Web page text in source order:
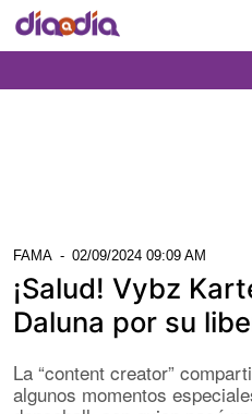
FAMA - 02/09/2024 09:09 AM
¡Salud! Vybz
Daluna por su
La “content creator”
algunos momentos